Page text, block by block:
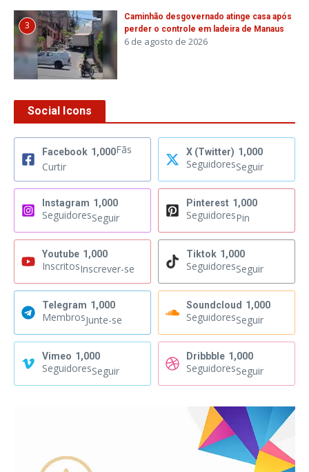
3
Caminhão desgovernado atinge casa após
perder o controle em ladeira de Manaus
6 de agosto de 2026
Social Icons
Facebook 1,000Fãs
Curtir
X (Twitter) 1,000
SeguidoresSeguir
Instagram 1,000
SeguidoresSeguir
Pinterest 1,000
SeguidoresPin
Youtube 1,000
InscritosInscrever-se
Tiktok 1,000
SeguidoresSeguir
Telegram 1,000
MembrosJunte-se
Soundcloud 1,000
SeguidoresSeguir
Vimeo 1,000
SeguidoresSeguir
Dribbble 1,000
SeguidoresSeguir